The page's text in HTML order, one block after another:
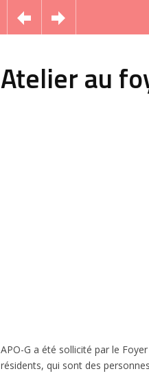
Atelier au
APO-G a été sollicité par le
résidents, qui sont des